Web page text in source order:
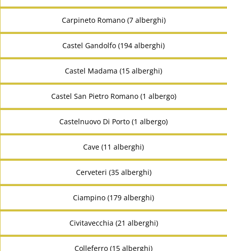
Carpineto Romano (7 alberghi)
Castel Gandolfo (194 alberghi)
Castel Madama (15 alberghi)
Castel San Pietro Romano (1 albergo)
Castelnuovo Di Porto (1 albergo)
Cave (11 alberghi)
Cerveteri (35 alberghi)
Ciampino (179 alberghi)
Civitavecchia (21 alberghi)
Colleferro (15 alberghi)